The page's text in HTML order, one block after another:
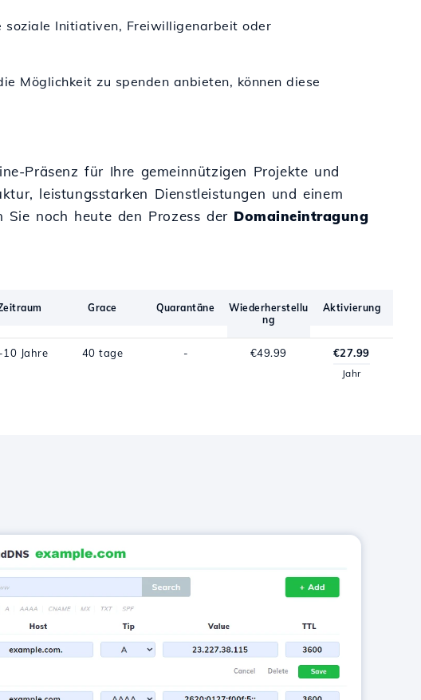
Initiativen, Freiwilligenarbeit oder
Möglichkeit zu spenden anbieten, können diese
Präsenz für Ihre gemeinnützigen Projekte und
leistungsstarken Dienstleistungen und einem
noch heute den Prozess der Domaineintragung
Grace Quarantäne
Wiederherstellu
ng
Aktivierung
10 Jahre 40 tage - €49.99 €27.99
Jahr